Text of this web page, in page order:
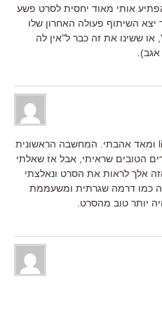
אותי מאוד יחסית לסרט פשע
יצא השיתוף פעולה האחרון שלו
ששינו את זה כבר ל"אין לה
ראיתי את הטריילר ל little children ומאד אהבתי. המחשבה הראשונית
הטובים שראיתי, אבל אז שאלתי
אלך לראות את הסרט ונאלצתי
כמו דרמה שגרתית ומשעממת
יותר טוב מהסרט.